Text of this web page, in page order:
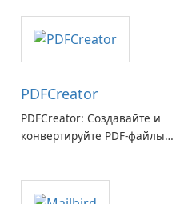
PDFCreator
PDFCreator: Создавайте и
конвертируйте PDF-файлы с